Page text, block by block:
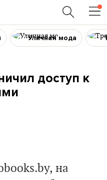
Уличная мода
доступ к
на